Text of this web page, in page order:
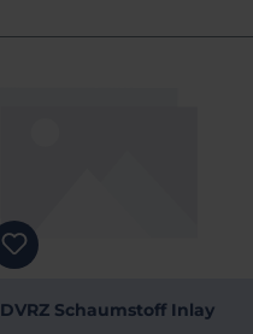
DVRZ Schaumstoff Inlay